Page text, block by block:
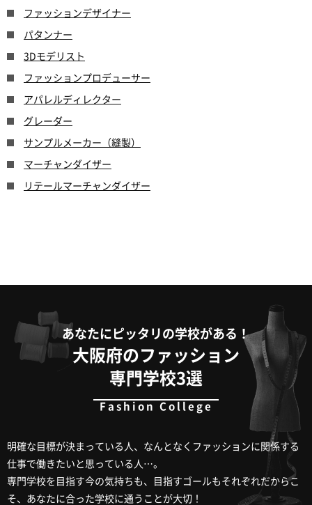
ファッションデザイナー
パタンナー
3Dモデリスト
ファッションプロデューサー
アパレルディレクター
グレーダー
サンプルメーカー（縫製）
マーチャンダイザー
リテールマーチャンダイザー
あなたにピッタリの学校がある！
大阪府のファッション
専門学校3選
明確な目標が決まっている人、なんとなくファッションに関係する
仕事で働きたいと思っている人…。
専門学校を目指す今の気持ちも、目指すゴールもそれぞれだからこ
そ、あなたに合った学校に通うことが大切！